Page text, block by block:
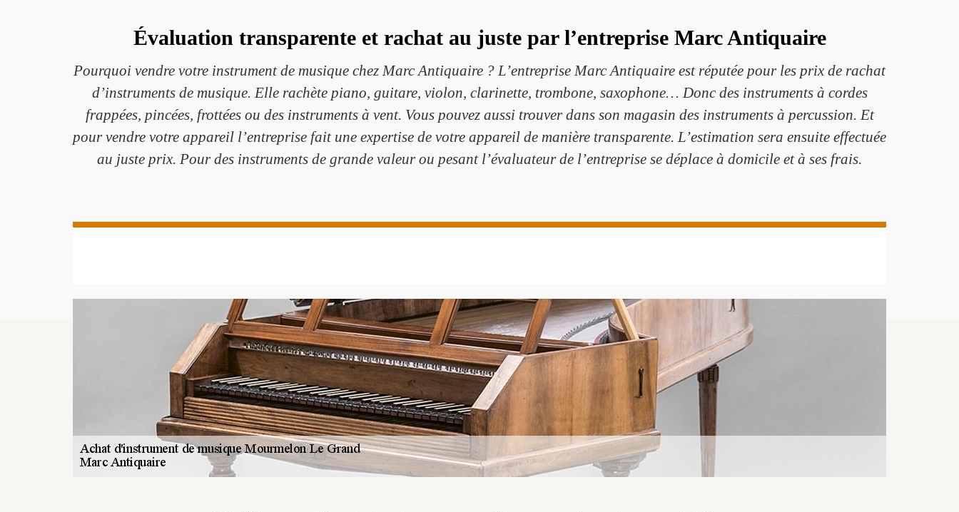
Évaluation transparente et rachat au juste par l’entreprise Marc Antiquaire
Pourquoi vendre votre instrument de musique chez Marc Antiquaire ? L’entreprise Marc Antiquaire est réputée pour les prix de rachat
d’instruments de musique. Elle rachète piano, guitare, violon, clarinette, trombone, saxophone… Donc des instruments à cordes
frappées, pincées, frottées ou des instruments à vent. Vous pouvez aussi trouver dans son magasin des instruments à percussion. Et
pour vendre votre appareil l’entreprise fait une expertise de votre appareil de manière transparente. L’estimation sera ensuite effectuée
au juste prix. Pour des instruments de grande valeur ou pesant l’évaluateur de l’entreprise se déplace à domicile et à ses frais.